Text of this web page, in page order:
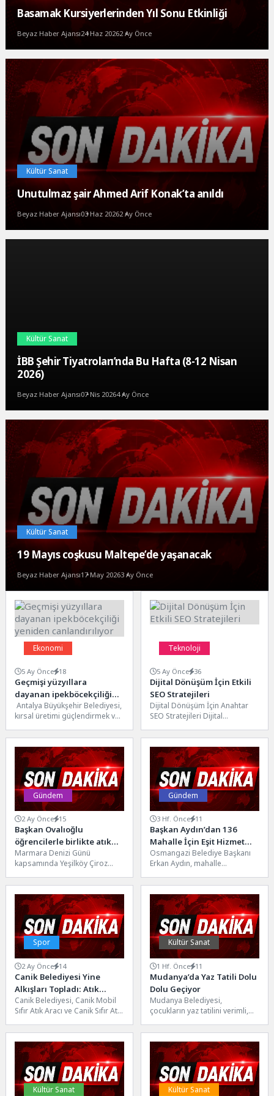
Basamak Kursiyerlerinden Yıl Sonu Etkinliği
Beyaz Haber Ajansı24 Haz 20262 Ay Önce
Kültür Sanat
Unutulmaz şair Ahmed Arif Konak’ta anıldı
Beyaz Haber Ajansı03 Haz 20262 Ay Önce
Kültür Sanat
İBB Şehir Tiyatroları’nda Bu Hafta (8-12 Nisan
2026)
Beyaz Haber Ajansı07 Nis 20264 Ay Önce
Kültür Sanat
19 Mayıs coşkusu Maltepe’de yaşanacak
Beyaz Haber Ajansı17 May 20263 Ay Önce
Ekonomi
5 Ay Önce 18
Geçmişi yüzyıllara
dayanan ipekböcekçiliği
yeniden canlandırılıyor
Antalya Büyükşehir Belediyesi,
kırsal üretimi güçlendirmek ve
geleneksel üretim alanlarını
yeniden canlandırmak...
Teknoloji
5 Ay Önce 36
Dijital Dönüşüm İçin Etkili
SEO Stratejileri
Dijital Dönüşüm İçin Anahtar
SEO Stratejileri Dijital
rekabetçi kalabilmesi ve
büyümesi için önemli...
Gündem
2 Ay Önce 15
Başkan Ovalıoğlu
öğrencilerle birlikte atık
topladı
Marmara Denizi Günü
kapsamında Yeşilköy Çiroz
Dibi ve Kıyı Temizliği”
etkinliğinde, Bakırköy...
Gündem
3 Hf. Önce 11
Başkan Aydın’dan 136
Mahalle İçin Eşit Hizmet
Vurgusu
Osmangazi Belediye Başkanı
Erkan Aydın, mahalle
ekleyerek Demirtaş
Mahallesi’nde düzenlenen
kahvaltı...
Spor
2 Ay Önce 14
Canik Belediyesi Yine
Alkışları Topladı: Atık
Getirene Milli Takım
Forması Hediye
Canik Belediyesi, Canik Mobil
Sıfır Atık Aracı ve Canik Sıfır Atık
Kültür Sanat
1 Hf. Önce 11
Mudanya’da Yaz Tatili Dolu
Dolu Geçiyor
Mudanya Belediyesi,
çocukların yaz tatilini verimli,
sağlayacak etkinliklerle
değerlendirmeleri amacıyla
düzenlediği...
Kültür Sanat Kültür Sanat